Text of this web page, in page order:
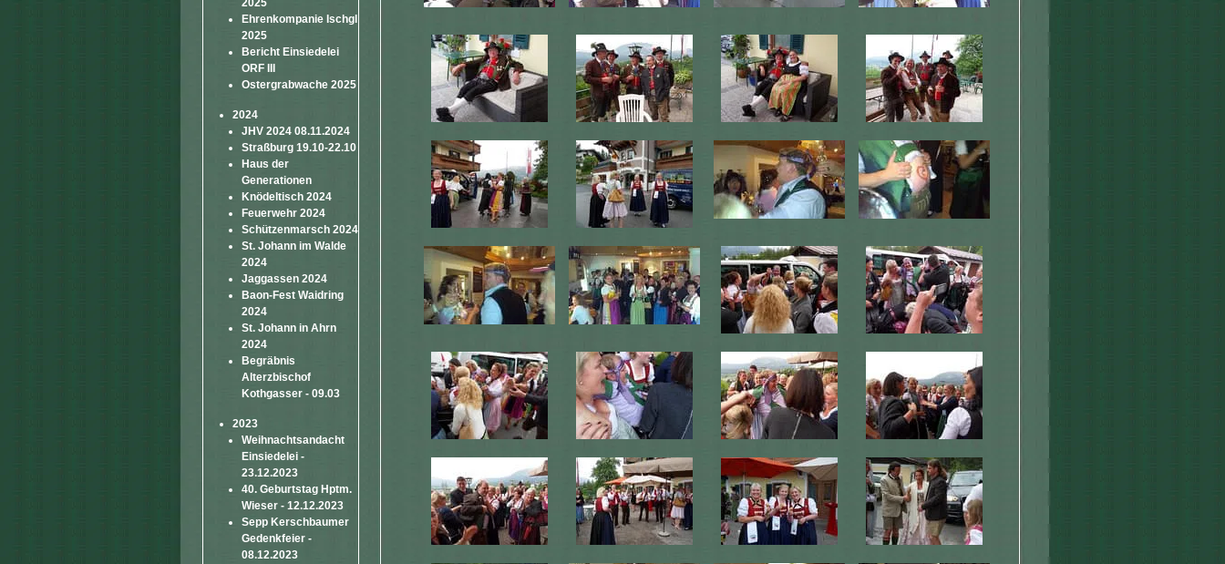
2025
Ehrenkompanie Ischgl
2025
Bericht Einsiedelei
ORF III
Ostergrabwache 2025
2024
JHV 2024 08.11.2024
Straßburg 19.10-22.10
Haus der
Generationen
Knödeltisch 2024
Feuerwehr 2024
Schützenmarsch 2024
St. Johann im Walde
2024
Jaggassen 2024
Baon-Fest Waidring
2024
St. Johann in Ahrn
2024
Begräbnis
Alterzbischof
Kothgasser - 09.03
2023
Weihnachtsandacht
Einsiedelei -
23.12.2023
40. Geburtstag Hptm.
Wieser - 12.12.2023
Sepp Kerschbaumer
Gedenkfeier -
08.12.2023